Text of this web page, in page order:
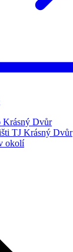
Krásný Dvůr
TJ Krásný Dvůr
okolí